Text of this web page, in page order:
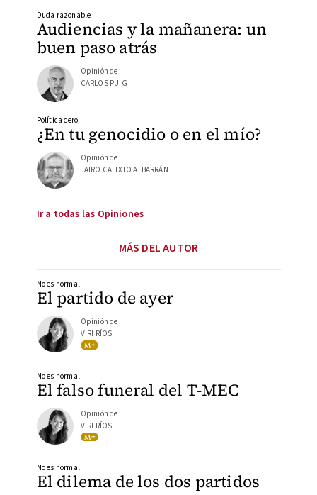
Audiencias y la mañanera: un
buen paso atrás
Duda razonable
Opinión de
CARLOS PUIG
¿En tu genocidio o en el mío?
Política cero
Opinión de
JAIRO CALIXTO ALBARRÁN
Ir a todas las Opiniones
MÁS DEL AUTOR
El partido de ayer
No es normal
Opinión de
VIRI RÍOS
El falso funeral del T-MEC
No es normal
Opinión de
VIRI RÍOS
El dilema de los dos partidos
No es normal